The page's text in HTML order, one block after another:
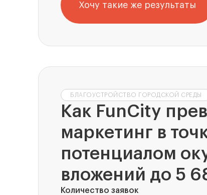
Хочу такие же результаты
БЛАГОУСТРОЙСТВО ГОРОДСКОЙ СРЕДЫ
Как FunCity
маркетинг в
потенциалом
вложений до 5
Количество заявок